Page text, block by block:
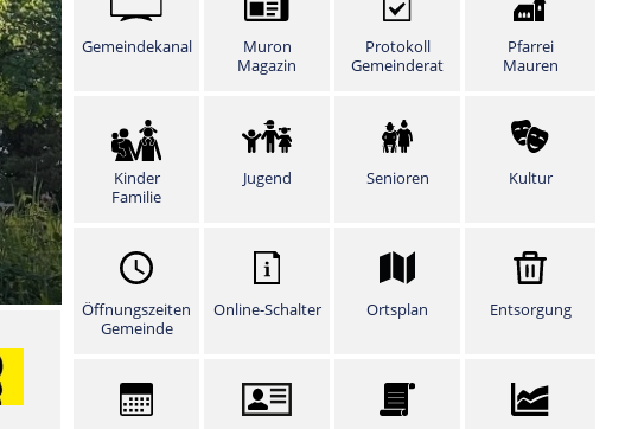
Gemeindekanal
Muron
Magazin
Protokoll
Gemeinderat
Pfarrei
Mauren
Kinder
Familie
Jugend Senioren Kultur
Öffnungszeiten
Gemeinde
Online-Schalter Ortsplan Entsorgung